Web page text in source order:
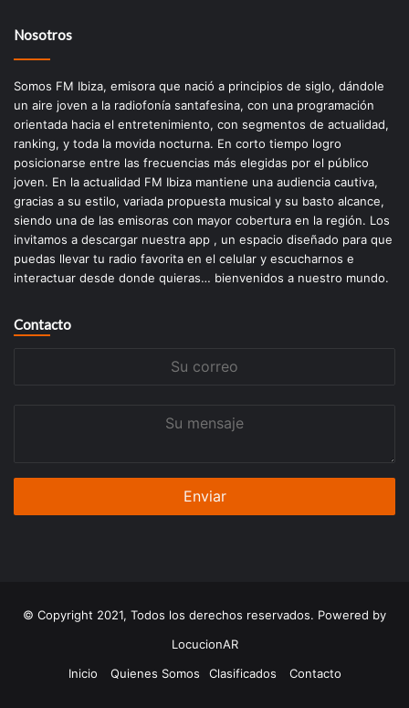
Nosotros
Somos FM Ibiza, emisora que nació a principios de siglo, dándole
un aire joven a la radiofonía santafesina, con una programación
orientada hacia el entretenimiento, con segmentos de actualidad,
ranking, y toda la movida nocturna. En corto tiempo logro
posicionarse entre las frecuencias más elegidas por el público
joven. En la actualidad FM Ibiza mantiene una audiencia cautiva,
gracias a su estilo, variada propuesta musical y su basto alcance,
siendo una de las emisoras con mayor cobertura en la región. Los
invitamos a descargar nuestra app , un espacio diseñado para que
puedas llevar tu radio favorita en el celular y escucharnos e
interactuar desde donde quieras… bienvenidos a nuestro mundo.
Contacto
© Copyright 2021, Todos los derechos reservados. Powered by
LocucionAR
Inicio
Quienes Somos Clasificados Contacto